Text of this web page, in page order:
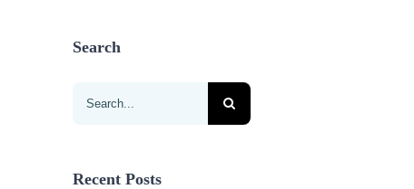
Search
Search
Recent Posts